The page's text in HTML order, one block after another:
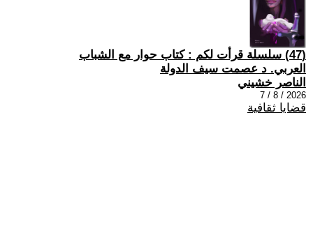
(47) سلسلة قرأت لكم : كتاب حوار مع الشباب
العربي. د عصمت سيف الدولة
الناصر خشيني
2026 / 8 / 7
قضايا ثقافية